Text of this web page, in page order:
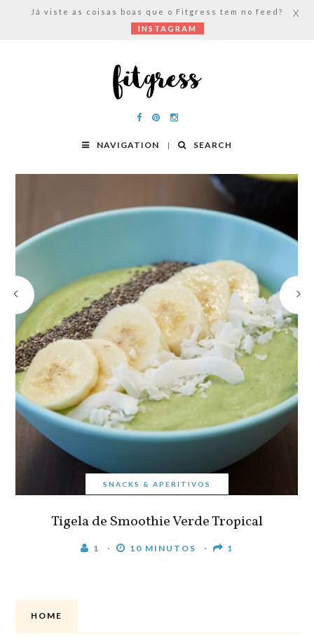
NAVIGATION SEARCH
SNACKS & APERITIVOS
Tigela de Smoothie Verde Tropical
1 10 MINUTOS 1
HOME
Já viste as coisas boas que o Fitgress tem no feed?
INSTAGRAM
X